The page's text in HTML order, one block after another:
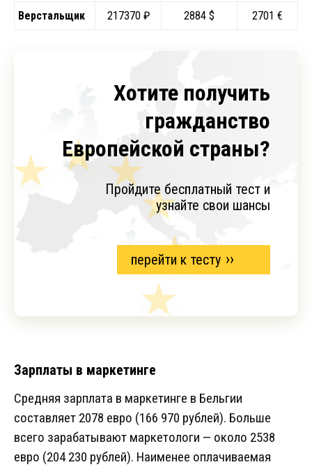
Верстальщик 217370 ₽ 2884 $ 2701 €
Хотите получить
гражданство
Европейской страны?
Пройдите бесплатный тест и
узнайте свои шансы
перейти к тесту
Зарплаты в маркетинге
Средняя зарплата в маркетинге в Бельгии
составляет 2078 евро (166 970 рублей). Больше
всего зарабатывают маркетологи — около 2538
евро (204 230 рублей). Наименее оплачиваемая